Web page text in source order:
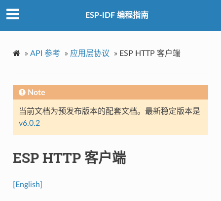
ESP-IDF 编程指南
» API 参考 » 应用层协议 » ESP HTTP 客户端
Note
当前文档为预发布版本的配套文档。最新稳定版本是
v6.0.2
ESP HTTP 客户端
[English]